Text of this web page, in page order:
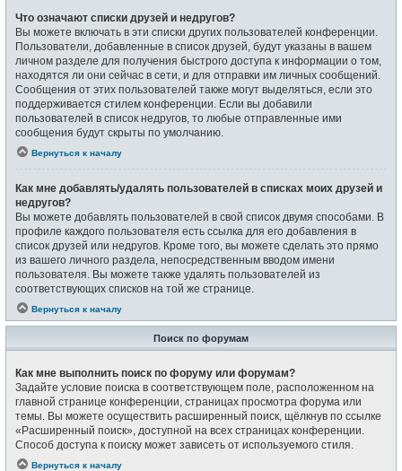
Что означают списки друзей и недругов?
Вы можете включать в эти списки других пользователей конференции.
Пользователи, добавленные в список друзей, будут указаны в вашем
личном разделе для получения быстрого доступа к информации о том,
находятся ли они сейчас в сети, и для отправки им личных сообщений.
Сообщения от этих пользователей также могут выделяться, если это
поддерживается стилем конференции. Если вы добавили
пользователей в список недругов, то любые отправленные ими
сообщения будут скрыты по умолчанию.
Вернуться к началу
Как мне добавлять/удалять пользователей в списках моих друзей и
недругов?
Вы можете добавлять пользователей в свой список двумя способами. В
профиле каждого пользователя есть ссылка для его добавления в
список друзей или недругов. Кроме того, вы можете сделать это прямо
из вашего личного раздела, непосредственным вводом имени
пользователя. Вы можете также удалять пользователей из
соответствующих списков на той же странице.
Вернуться к началу
Поиск по форумам
Как мне выполнить поиск по форуму или форумам?
Задайте условие поиска в соответствующем поле, расположенном на
главной странице конференции, страницах просмотра форума или
темы. Вы можете осуществить расширенный поиск, щёлкнув по ссылке
«Расширенный поиск», доступной на всех страницах конференции.
Способ доступа к поиску может зависеть от используемого стиля.
Вернуться к началу